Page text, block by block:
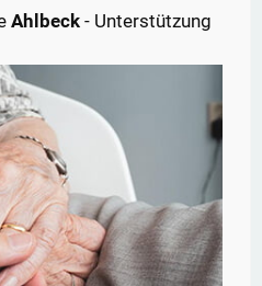
Ahlbeck - Unterstützung